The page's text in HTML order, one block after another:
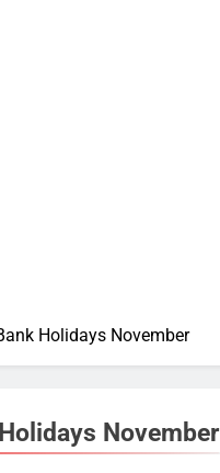
Holidays November
November